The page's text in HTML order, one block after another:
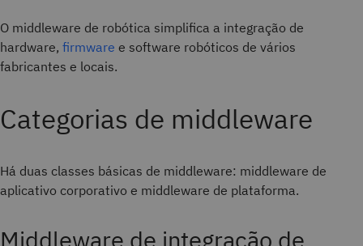
O middleware de robótica simplifica a integração de
hardware, firmware e software robóticos de vários
fabricantes e locais.
Categorias de middleware
Há duas classes básicas de middleware: middleware de
aplicativo corporativo e middleware de plataforma.